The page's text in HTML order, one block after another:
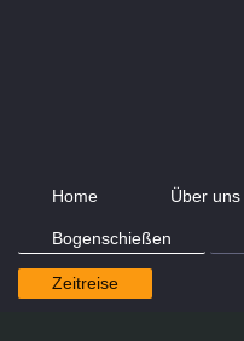
Home Über uns
Bogenschießen
Zeitreise